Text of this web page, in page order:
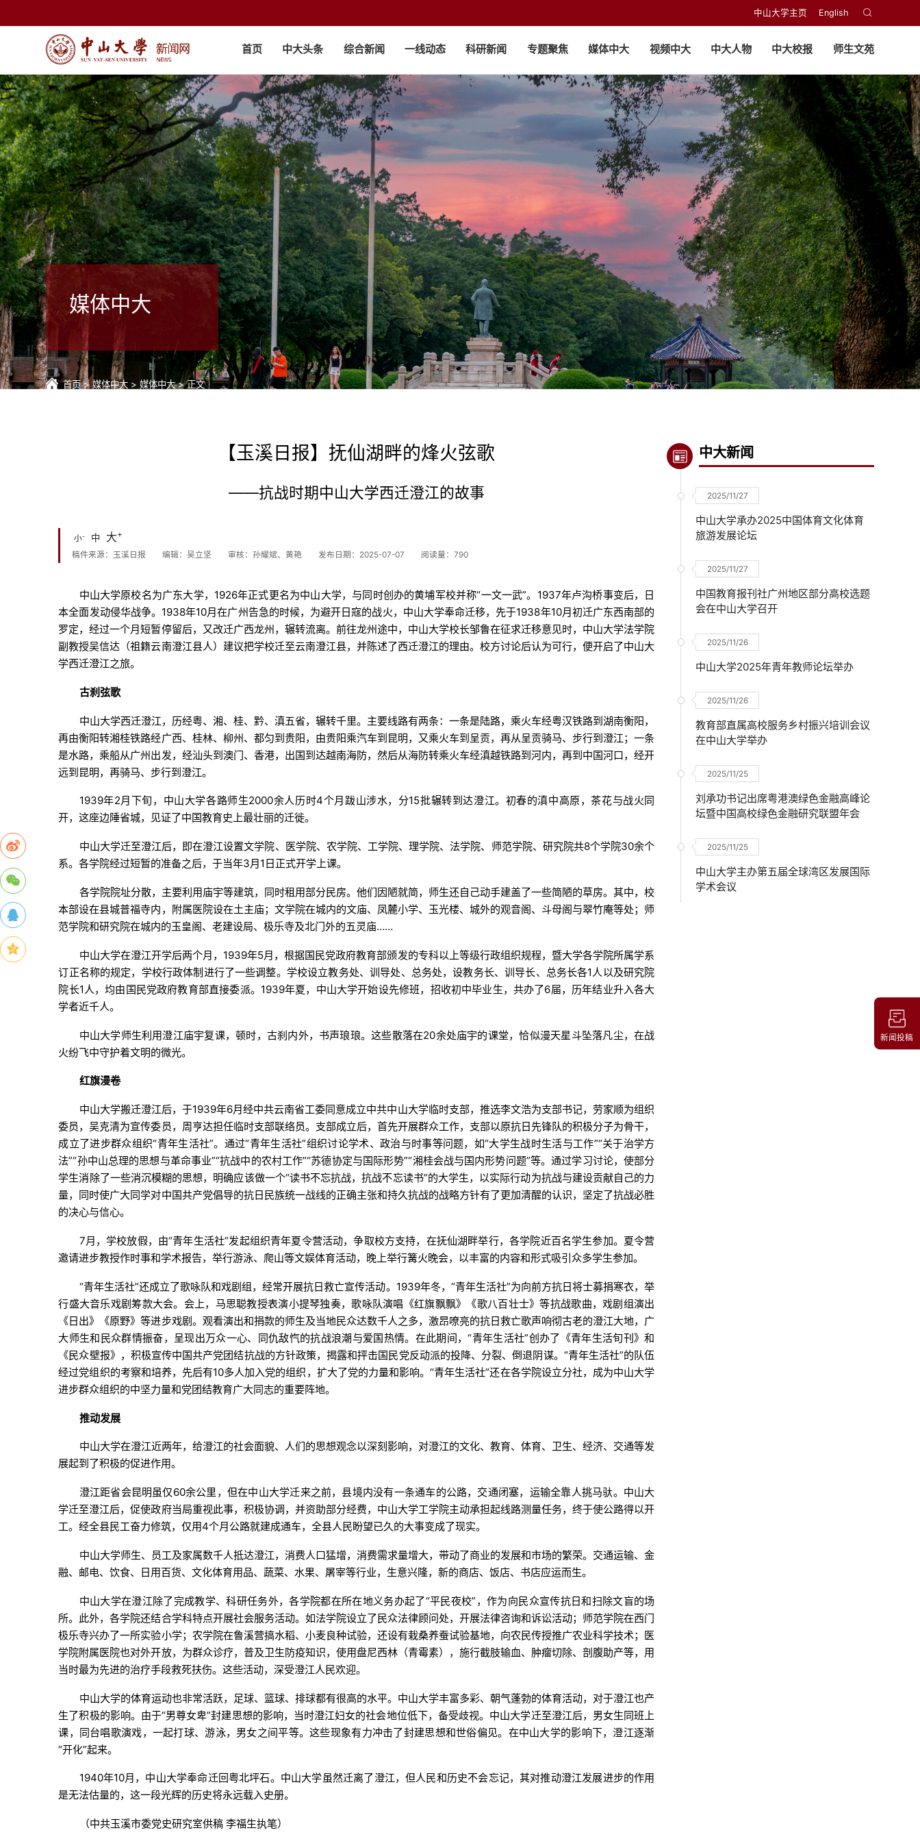
中山大学主页 English
首页 中大头条 综合新闻 一线动态 科研新闻 专题聚焦 媒体中大 视频中大 中大人物 中大校报 师生文苑
媒体中大
首页>媒体中大 >媒体中大> 正文
【玉溪日报】抚仙湖畔的烽火弦歌
——抗战时期中山大学西迁澄江的故事
小- 中 大+
稿件来源：玉溪日报 编辑：吴立坚 审核：孙耀斌、黄艳 发布日期：2025-07-07 阅读量：790
中山大学原校名为广东大学，1926年正式更名为中山大学，与同时创办的黄埔军校并称“一文一武”。1937年卢沟桥事变后，日
本全面发动侵华战争。1938年10月在广州告急的时候，为避开日寇的战火，中山大学奉命迁移，先于1938年10月初迁广东西南部的
罗定，经过一个月短暂停留后，又改迁广西龙州，辗转流离。前往龙州途中，中山大学校长邹鲁在征求迁移意见时，中山大学法学院
副教授吴信达（祖籍云南澄江县人）建议把学校迁至云南澄江县，并陈述了西迁澄江的理由。校方讨论后认为可行，便开启了中山大
学西迁澄江之旅。
古刹弦歌
中山大学西迁澄江，历经粤、湘、桂、黔、滇五省，辗转千里。主要线路有两条：一条是陆路，乘火车经粤汉铁路到湖南衡阳，
再由衡阳转湘桂铁路经广西、桂林、柳州、都匀到贵阳，由贵阳乘汽车到昆明，又乘火车到呈贡，再从呈贡骑马、步行到澄江；一条
是水路，乘船从广州出发，经汕头到澳门、香港，出国到达越南海防，然后从海防转乘火车经滇越铁路到河内，再到中国河口，经开
远到昆明，再骑马、步行到澄江。
1939年2月下旬，中山大学各路师生2000余人历时4个月跋山涉水，分15批辗转到达澄江。初春的滇中高原，茶花与战火同
开，这座边陲省城，见证了中国教育史上最壮丽的迁徙。
中山大学迁至澄江后，即在澄江设置文学院、医学院、农学院、工学院、理学院、法学院、师范学院、研究院共8个学院30余个
系。各学院经过短暂的准备之后，于当年3月1日正式开学上课。
各学院院址分散，主要利用庙宇等建筑，同时租用部分民房。他们因陋就简，师生还自己动手建盖了一些简陋的草房。其中，校
本部设在县城普福寺内，附属医院设在土主庙；文学院在城内的文庙、凤麓小学、玉光楼、城外的观音阁、斗母阁与翠竹庵等处；师
范学院和研究院在城内的玉皇阁、老建设局、极乐寺及北门外的五灵庙……
中山大学在澄江开学后两个月，1939年5月，根据国民党政府教育部颁发的专科以上等级行政组织规程，暨大学各学院所属学系
订正名称的规定，学校行政体制进行了一些调整。学校设立教务处、训导处、总务处，设教务长、训导长、总务长各1人以及研究院
院长1人，均由国民党政府教育部直接委派。1939年夏，中山大学开始设先修班，招收初中毕业生，共办了6届，历年结业升入各大
学者近千人。
中山大学师生利用澄江庙宇复课，顿时，古刹内外，书声琅琅。这些散落在20余处庙宇的课堂，恰似漫天星斗坠落凡尘，在战
火纷飞中守护着文明的微光。
红旗漫卷
中山大学搬迁澄江后，于1939年6月经中共云南省工委同意成立中共中山大学临时支部，推选李文浩为支部书记，劳家顺为组织
委员，吴克清为宣传委员，周亨达担任临时支部联络员。支部成立后，首先开展群众工作，支部以原抗日先锋队的积极分子为骨干，
成立了进步群众组织“青年生活社”。通过“青年生活社”组织讨论学术、政治与时事等问题，如“大学生战时生活与工作”“关于治学方
法”“孙中山总理的思想与革命事业”“抗战中的农村工作”“苏德协定与国际形势”“湘桂会战与国内形势问题”等。通过学习讨论，使部分
学生消除了一些消沉模糊的思想，明确应该做一个“读书不忘抗战，抗战不忘读书”的大学生，以实际行动为抗战与建设贡献自己的力
量，同时使广大同学对中国共产党倡导的抗日民族统一战线的正确主张和持久抗战的战略方针有了更加清醒的认识，坚定了抗战必胜
的决心与信心。
7月，学校放假，由“青年生活社”发起组织青年夏令营活动，争取校方支持，在抚仙湖畔举行，各学院近百名学生参加。夏令营
邀请进步教授作时事和学术报告，举行游泳、爬山等文娱体育活动，晚上举行篝火晚会，以丰富的内容和形式吸引众多学生参加。
“青年生活社”还成立了歌咏队和戏剧组，经常开展抗日救亡宣传活动。1939年冬，“青年生活社”为向前方抗日将士募捐寒衣，举
行盛大音乐戏剧筹款大会。会上，马思聪教授表演小提琴独奏，歌咏队演唱《红旗飘飘》《歌八百壮士》等抗战歌曲，戏剧组演出
《日出》《原野》等进步戏剧。观看演出和捐款的师生及当地民众达数千人之多，激昂嘹亮的抗日救亡歌声响彻古老的澄江大地，广
大师生和民众群情振奋，呈现出万众一心、同仇敌忾的抗战浪潮与爱国热情。在此期间，“青年生活社”创办了《青年生活旬刊》和
《民众壁报》，积极宣传中国共产党团结抗战的方针政策，揭露和抨击国民党反动派的投降、分裂、倒退阴谋。“青年生活社”的队伍
经过党组织的考察和培养，先后有10多人加入党的组织，扩大了党的力量和影响。“青年生活社”还在各学院设立分社，成为中山大学
进步群众组织的中坚力量和党团结教育广大同志的重要阵地。
推动发展
中山大学在澄江近两年，给澄江的社会面貌、人们的思想观念以深刻影响，对澄江的文化、教育、体育、卫生、经济、交通等发
展起到了积极的促进作用。
澄江距省会昆明虽仅60余公里，但在中山大学迁来之前，县境内没有一条通车的公路，交通闭塞，运输全靠人挑马驮。中山大
学迁至澄江后，促使政府当局重视此事，积极协调，并资助部分经费，中山大学工学院主动承担起线路测量任务，终于使公路得以开
工。经全县民工奋力修筑，仅用4个月公路就建成通车，全县人民盼望已久的大事变成了现实。
中山大学师生、员工及家属数千人抵达澄江，消费人口猛增，消费需求量增大，带动了商业的发展和市场的繁荣。交通运输、金
融、邮电、饮食、日用百货、文化体育用品、蔬菜、水果、屠宰等行业，生意兴隆，新的商店、饭店、书店应运而生。
中山大学在澄江除了完成教学、科研任务外，各学院都在所在地义务办起了“平民夜校”，作为向民众宣传抗日和扫除文盲的场
所。此外，各学院还结合学科特点开展社会服务活动。如法学院设立了民众法律顾问处，开展法律咨询和诉讼活动；师范学院在西门
极乐寺兴办了一所实验小学；农学院在鲁溪营搞水稻、小麦良种试验，还设有栽桑养蚕试验基地，向农民传授推广农业科学技术；医
学院附属医院也对外开放，为群众诊疗，普及卫生防疫知识，使用盘尼西林（青霉素），施行截肢输血、肿瘤切除、剖腹助产等，用
当时最为先进的治疗手段救死扶伤。这些活动，深受澄江人民欢迎。
中山大学的体育运动也非常活跃，足球、篮球、排球都有很高的水平。中山大学丰富多彩、朝气蓬勃的体育活动，对于澄江也产
生了积极的影响。由于“男尊女卑”封建思想的影响，当时澄江妇女的社会地位低下，备受歧视。中山大学迁至澄江后，男女生同班上
课，同台唱歌演戏，一起打球、游泳，男女之间平等。这些现象有力冲击了封建思想和世俗偏见。在中山大学的影响下，澄江逐渐
“开化”起来。
1940年10月，中山大学奉命迁回粤北坪石。中山大学虽然迁离了澄江，但人民和历史不会忘记，其对推动澄江发展进步的作用
是无法估量的，这一段光辉的历史将永远载入史册。
（中共玉溪市委党史研究室供稿 李福生执笔）
中大新闻
2025/11/27
中山大学承办2025中国体育文化体育
旅游发展论坛
2025/11/27
中国教育报刊社广州地区部分高校选题
会在中山大学召开
2025/11/26
中山大学2025年青年教师论坛举办
2025/11/26
教育部直属高校服务乡村振兴培训会议
在中山大学举办
2025/11/25
刘承功书记出席粤港澳绿色金融高峰论
坛暨中国高校绿色金融研究联盟年会
2025/11/25
中山大学主办第五届全球湾区发展国际
学术会议
新闻投稿